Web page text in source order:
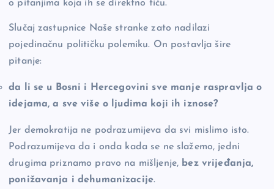
o pitanjima koja ih se direktno tiču.
Slučaj zastupnice Naše stranke zato nadilazi
pojedinačnu političku polemiku. On postavlja šire
pitanje:
da li se u Bosni i Hercegovini sve manje raspravlja o
idejama, a sve više o ljudima koji ih iznose?
Jer demokratija ne podrazumijeva da svi mislimo isto.
Podrazumijeva da i onda kada se ne slažemo, jedni
drugima priznamo pravo na mišljenje, bez vrijeđanja,
ponižavanja i dehumanizacije.